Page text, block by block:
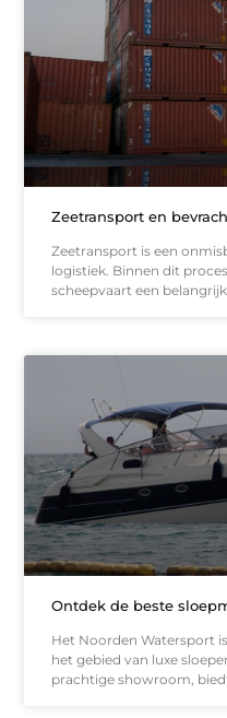
Zeetransport en
Zeetransport is een
logistiek. Binnen dit
scheepvaart een
Ontdek de beste
Het Noorden Watersport
het gebied van luxe
prachtige showroom,